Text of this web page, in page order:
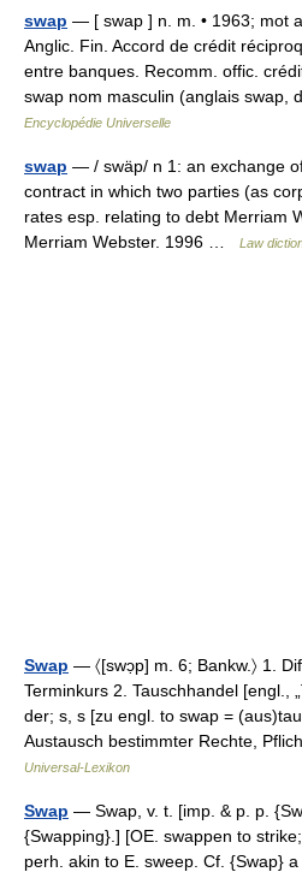
swap — [ swap ] n. m. • 1963; mot
Anglic. Fin. Accord de crédit
entre banques. Recomm. offic.
swap nom masculin (anglais
Encyclopédie Universelle
swap — / swäp/ n 1: an exchange
contract in which two parties (as
rates esp. relating to debt Merriam
Merriam Webster. 1996 …
Law
Swap — 〈[swɔ̣p] m. 6; Bankw.〉 1.
Terminkurs 2. Tauschhandel [engl.,
der; s, s [zu engl. to swap =
Austausch bestimmter Rechte,
Universal-Lexikon
Swap — Swap, v. t. [imp. & p. p.
{Swapping}.] [OE. swappen to
perh. akin to E. sweep. Cf. {Swap}